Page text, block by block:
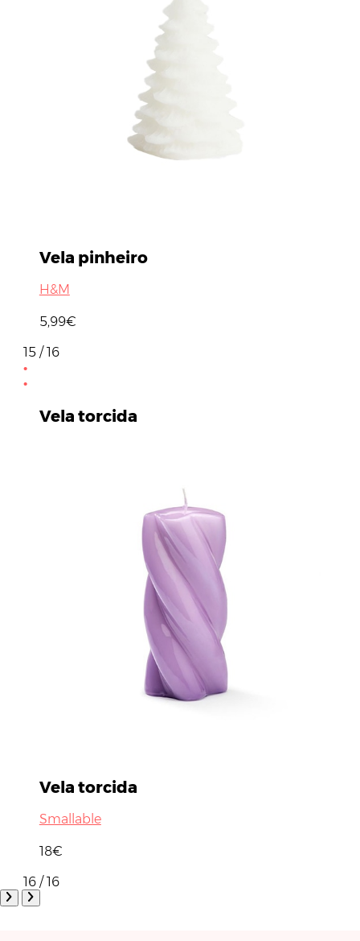
Vela pinheiro
H&M
5,99€
15 / 16
Vela torcida
Vela torcida
Smallable
18€
16 / 16